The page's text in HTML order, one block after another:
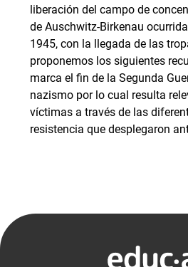
liberación del campo de
de Auschwitz-Birkenau
1945, con la llegada de las
proponemos los siguientes
marca el fin de la Segunda
nazismo por lo cual resulta
víctimas a través de las
resistencia que desplegaron